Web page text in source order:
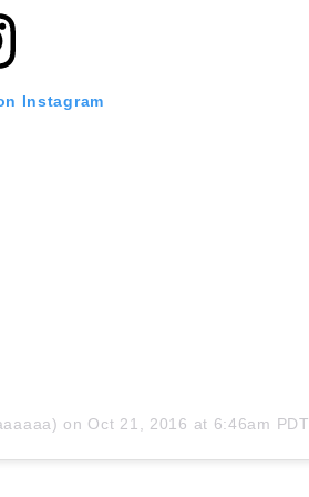
Instagram
on Oct 21, 2016 at 6:46am PDT